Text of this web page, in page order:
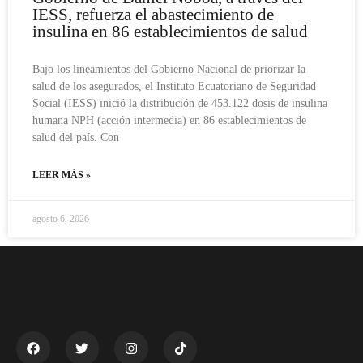
IESS, refuerza el abastecimiento de
insulina en 86 establecimientos de salud
Bajo los lineamientos del Gobierno Nacional de priorizar la
salud de los asegurados, el Instituto Ecuatoriano de Seguridad
Social (IESS) inició la distribución de 453.122 dosis de insulina
humana NPH (acción intermedia) en 86 establecimientos de
salud del país. Con
LEER MÁS »
agosto 6, 2026